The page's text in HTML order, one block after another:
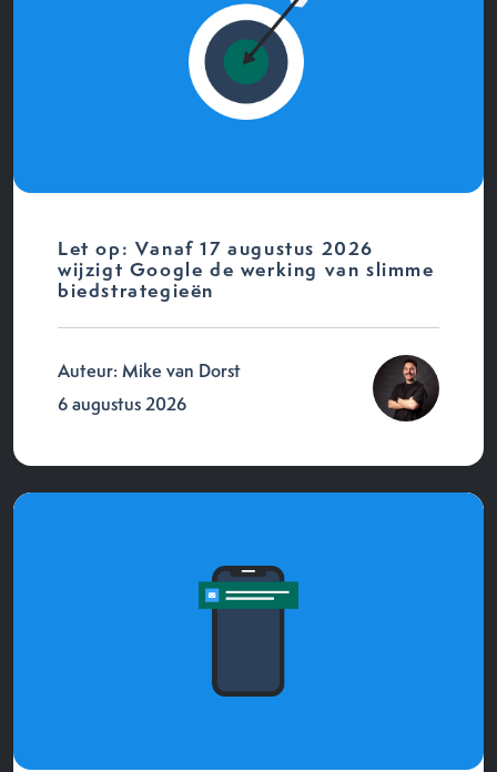
Let op: Vanaf 17 augustus 2026
wijzigt Google de werking van slimme
biedstrategieën
Auteur: Mike van Dorst
6 augustus 2026